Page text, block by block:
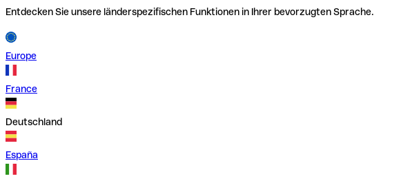
Entdecken Sie unsere länderspezifischen Funktionen in Ihrer bevorzugten Sprache.
Europe
France
Deutschland
España